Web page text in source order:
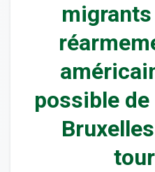
possible